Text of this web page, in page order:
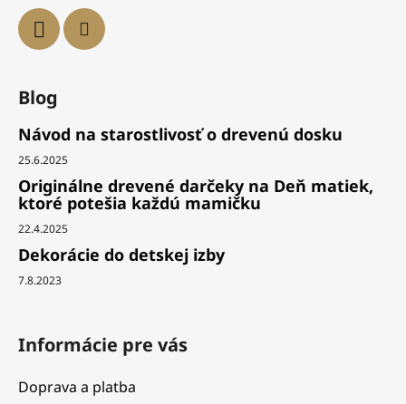
Blog
Návod na starostlivosť o drevenú dosku
25.6.2025
Originálne drevené darčeky na Deň matiek,
ktoré potešia každú mamičku
22.4.2025
Dekorácie do detskej izby
7.8.2023
Informácie pre vás
Doprava a platba